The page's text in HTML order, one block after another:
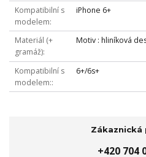
Kompatibilní s
modelem
iPhone 6+
Materiál (+
gramáž)
Motiv : hliníková
Kompatibilní s
modelem:
6+/6s+
Zákaznická
+420 704